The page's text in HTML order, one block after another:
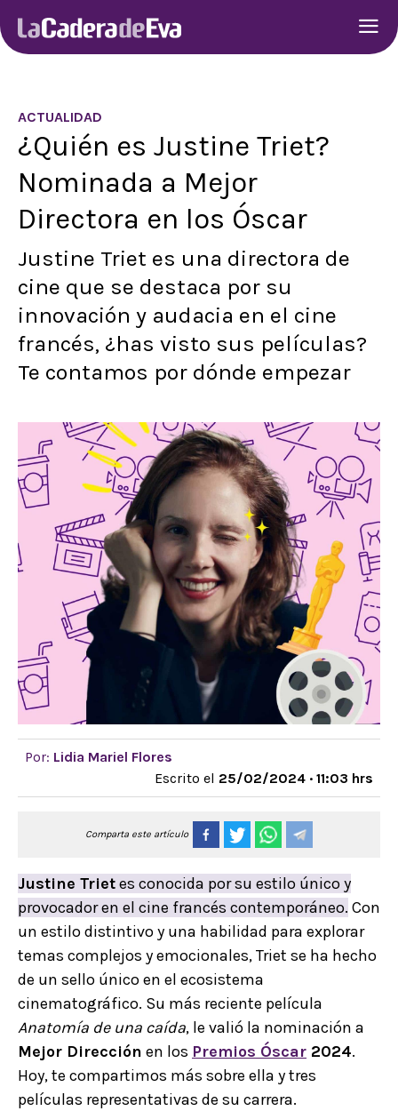
ACTUALIDAD
¿Quién es Justine Triet?
Nominada a Mejor
Directora en los Óscar
Justine Triet es una directora de
cine que se destaca por su
innovación y audacia en el cine
francés, ¿has visto sus películas?
Te contamos por dónde empezar
Por: Lidia Mariel Flores
Escrito el 25/02/2024 · 11:03 hrs
Comparta este artículo
Justine Trietes conocida por su estilo único y
provocador en el cine francés contemporáneo. Con
un estilo distintivo y una habilidad para explorar
temas complejos y emocionales, Triet se ha hecho
de un sello único en el ecosistema
cinematográfico. Su más reciente película
Anatomía de una caída, le valió la nominación a
Mejor Dirección en los Premios Óscar 2024.
Hoy, te compartimos más sobre ella y tres
películas representativas de su carrera.